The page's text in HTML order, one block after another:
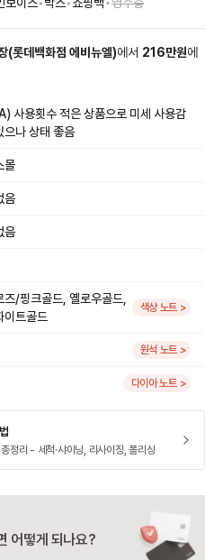
(롯데백화점 에비뉴엘)에서 216만원에
사용횟수 적은 상품으로 미세 사용감
으나 상태 좋음
몰
음
음
즈/핑크골드, 옐로우골드,
이트골드
색상 노트 >
원석 노트 >
다이아 노트 >
정리 - 세척·샤이닝, 리사이징, 폴리싱
어떻게 되나요?